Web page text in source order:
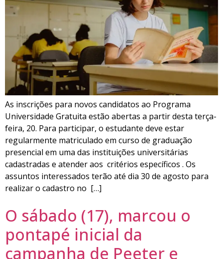
As inscrições para novos candidatos ao Programa
Universidade Gratuita estão abertas a partir desta terça-
feira, 20. Para participar, o estudante deve estar
regularmente matriculado em curso de graduação
presencial em uma das instituições universitárias
cadastradas e atender aos critérios específicos . Os
assuntos interessados ​​terão até dia 30 de agosto para
realizar o cadastro no […]
O sábado (17), marcou o
pontapé inicial da
campanha de Peeter e